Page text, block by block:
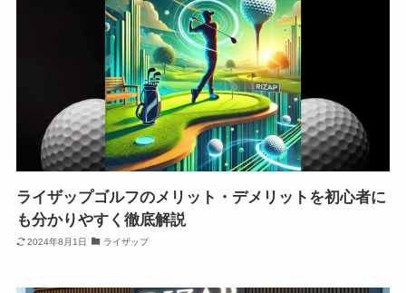
ライザップゴルフのメリット・デメリットを初心者に
も分かりやすく徹底解説
2024年8月1日 ライザップ